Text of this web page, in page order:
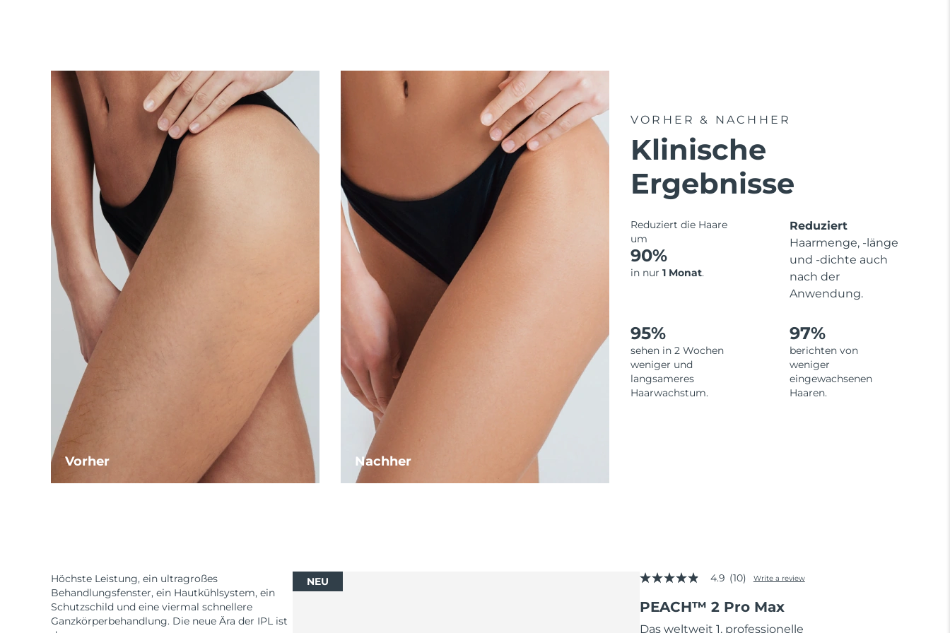
Vorher Nachher
VORHER & NACHHER
Klinische
Ergebnisse
Reduziert die Haare
um
90%
in nur 1 Monat.
Reduziert
Haarmenge, -länge
und -dichte auch
nach der
Anwendung.
95%
sehen in 2 Wochen
weniger und
langsameres
Haarwachstum.
97%
berichten von
weniger
eingewachsenen
Haaren.
NEU
4.9
of
stars,
4.9 (10) Write a review
PEACH™ 2 Pro Max
Das weltweit 1. professionelle
Höchste Leistung, ein ultragroßes
Behandlungsfenster, ein Hautkühlsystem, ein
Schutzschild und eine viermal schnellere
Ganzkörperbehandlung. Die neue Ära der IPL ist